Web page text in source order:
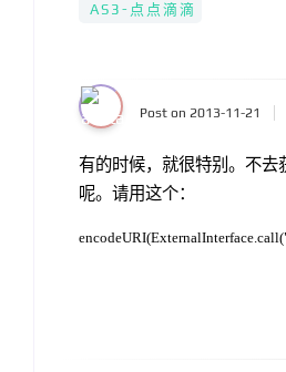
AS3-点点滴滴
Post on 2013-11-21
有的时候，就很特别。不去
呢。请用这个：